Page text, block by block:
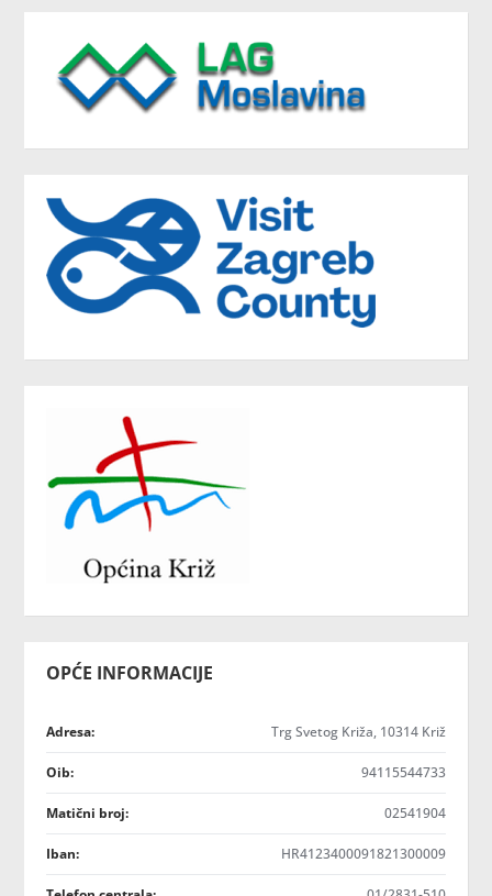
OPĆE INFORMACIJE
Adresa: Trg Svetog Križa, 10314 Križ
Oib: 94115544733
Matični broj: 02541904
Iban: HR4123400091821300009